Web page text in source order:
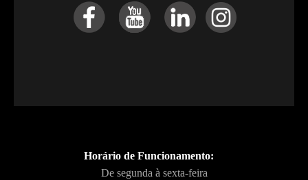
Horário de Funcionamento:
De segunda à sexta-feira